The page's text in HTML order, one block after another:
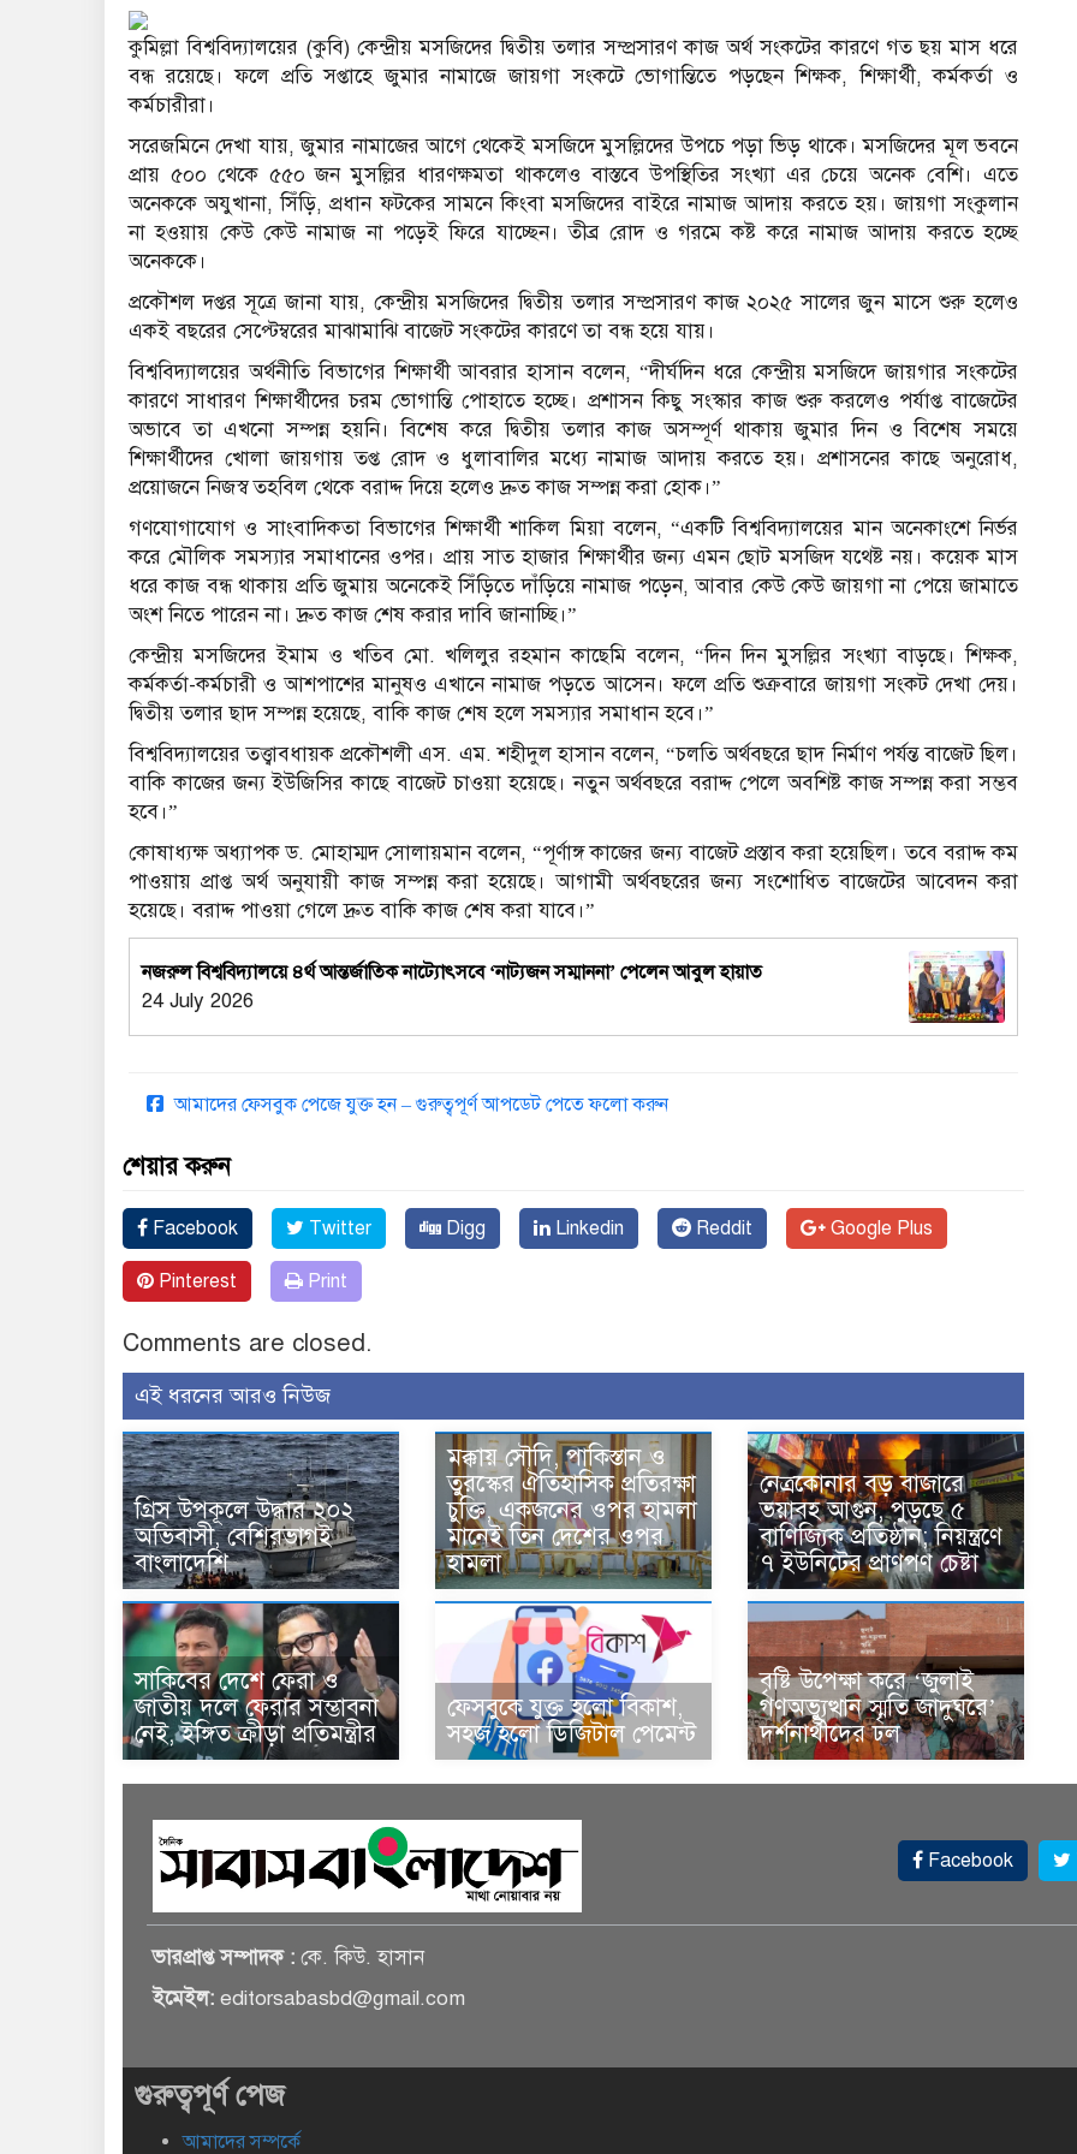
কুমিল্লা বিশ্ববিদ্যালয়ের (কুবি) কেন্দ্রীয় মসজিদের দ্বিতীয় তলার সম্প্রসারণ কাজ অর্থ সংকটের কারণে গত ছয় মাস ধরে
বন্ধ রয়েছে। ফলে প্রতি সপ্তাহে জুমার নামাজে জায়গা সংকটে ভোগান্তিতে পড়ছেন শিক্ষক, শিক্ষার্থী, কর্মকর্তা ও
কর্মচারীরা।
সরেজমিনে দেখা যায়, জুমার নামাজের আগে থেকেই মসজিদে মুসল্লিদের উপচে পড়া ভিড় থাকে। মসজিদের মূল ভবনে
প্রায় ৫০০ থেকে ৫৫০ জন মুসল্লির ধারণক্ষমতা থাকলেও বাস্তবে উপস্থিতির সংখ্যা এর চেয়ে অনেক বেশি। এতে
অনেককে অযুখানা, সিঁড়ি, প্রধান ফটকের সামনে কিংবা মসজিদের বাইরে নামাজ আদায় করতে হয়। জায়গা সংকুলান
না হওয়ায় কেউ কেউ নামাজ না পড়েই ফিরে যাচ্ছেন। তীব্র রোদ ও গরমে কষ্ট করে নামাজ আদায় করতে হচ্ছে
অনেককে।
প্রকৌশল দপ্তর সূত্রে জানা যায়, কেন্দ্রীয় মসজিদের দ্বিতীয় তলার সম্প্রসারণ কাজ ২০২৫ সালের জুন মাসে শুরু হলেও
একই বছরের সেপ্টেম্বরের মাঝামাঝি বাজেট সংকটের কারণে তা বন্ধ হয়ে যায়।
বিশ্ববিদ্যালয়ের অর্থনীতি বিভাগের শিক্ষার্থী আবরার হাসান বলেন, “দীর্ঘদিন ধরে কেন্দ্রীয় মসজিদে জায়গার সংকটের
কারণে সাধারণ শিক্ষার্থীদের চরম ভোগান্তি পোহাতে হচ্ছে। প্রশাসন কিছু সংস্কার কাজ শুরু করলেও পর্যাপ্ত বাজেটের
অভাবে তা এখনো সম্পন্ন হয়নি। বিশেষ করে দ্বিতীয় তলার কাজ অসম্পূর্ণ থাকায় জুমার দিন ও বিশেষ সময়ে
শিক্ষার্থীদের খোলা জায়গায় তপ্ত রোদ ও ধুলাবালির মধ্যে নামাজ আদায় করতে হয়। প্রশাসনের কাছে অনুরোধ,
প্রয়োজনে নিজস্ব তহবিল থেকে বরাদ্দ দিয়ে হলেও দ্রুত কাজ সম্পন্ন করা হোক।”
গণযোগাযোগ ও সাংবাদিকতা বিভাগের শিক্ষার্থী শাকিল মিয়া বলেন, “একটি বিশ্ববিদ্যালয়ের মান অনেকাংশে নির্ভর
করে মৌলিক সমস্যার সমাধানের ওপর। প্রায় সাত হাজার শিক্ষার্থীর জন্য এমন ছোট মসজিদ যথেষ্ট নয়। কয়েক মাস
ধরে কাজ বন্ধ থাকায় প্রতি জুমায় অনেকেই সিঁড়িতে দাঁড়িয়ে নামাজ পড়েন, আবার কেউ কেউ জায়গা না পেয়ে জামাতে
অংশ নিতে পারেন না। দ্রুত কাজ শেষ করার দাবি জানাচ্ছি।”
কেন্দ্রীয় মসজিদের ইমাম ও খতিব মো. খলিলুর রহমান কাছেমি বলেন, “দিন দিন মুসল্লির সংখ্যা বাড়ছে। শিক্ষক,
কর্মকর্তা-কর্মচারী ও আশপাশের মানুষও এখানে নামাজ পড়তে আসেন। ফলে প্রতি শুক্রবারে জায়গা সংকট দেখা দেয়।
দ্বিতীয় তলার ছাদ সম্পন্ন হয়েছে, বাকি কাজ শেষ হলে সমস্যার সমাধান হবে।”
বিশ্ববিদ্যালয়ের তত্ত্বাবধায়ক প্রকৌশলী এস. এম. শহীদুল হাসান বলেন, “চলতি অর্থবছরে ছাদ নির্মাণ পর্যন্ত বাজেট ছিল।
বাকি কাজের জন্য ইউজিসির কাছে বাজেট চাওয়া হয়েছে। নতুন অর্থবছরে বরাদ্দ পেলে অবশিষ্ট কাজ সম্পন্ন করা সম্ভব
হবে।”
কোষাধ্যক্ষ অধ্যাপক ড. মোহাম্মদ সোলায়মান বলেন, “পূর্ণাঙ্গ কাজের জন্য বাজেট প্রস্তাব করা হয়েছিল। তবে বরাদ্দ কম
পাওয়ায় প্রাপ্ত অর্থ অনুযায়ী কাজ সম্পন্ন করা হয়েছে। আগামী অর্থবছরের জন্য সংশোধিত বাজেটের আবেদন করা
হয়েছে। বরাদ্দ পাওয়া গেলে দ্রুত বাকি কাজ শেষ করা যাবে।”
নজরুল বিশ্ববিদ্যালয়ে ৪র্থ আন্তর্জাতিক নাট্যোৎসবে ‘নাট্যজন সম্মাননা’ পেলেন আবুল হায়াত
24 July 2026
আমাদের ফেসবুক পেজে যুক্ত হন – গুরুত্বপূর্ণ আপডেট পেতে ফলো করুন
শেয়ার করুন
Facebook Twitter Digg Linkedin Reddit Google Plus
Pinterest Print
Comments are closed.
এই ধরনের আরও নিউজ
গ্রিস উপকূলে উদ্ধার ২০২
অভিবাসী, বেশিরভাগই
বাংলাদেশি
মক্কায় সৌদি, পাকিস্তান ও
তুরস্কের ঐতিহাসিক প্রতিরক্ষা
চুক্তি, একজনের ওপর হামলা
মানেই তিন দেশের ওপর
হামলা
নেত্রকোনার বড় বাজারে
ভয়াবহ আগুন, পুড়ছে ৫
বাণিজ্যিক প্রতিষ্ঠান; নিয়ন্ত্রণে
৭ ইউনিটের প্রাণপণ চেষ্টা
সাকিবের দেশে ফেরা ও
জাতীয় দলে ফেরার সম্ভাবনা
নেই, ইঙ্গিত ক্রীড়া প্রতিমন্ত্রীর
ফেসবুকে যুক্ত হলো বিকাশ,
সহজ হলো ডিজিটাল পেমেন্ট
বৃষ্টি উপেক্ষা করে ‘জুলাই
গণঅভ্যুত্থান স্মৃতি জাদুঘরে’
দর্শনার্থীদের ঢল
Facebook
ভারপ্রাপ্ত সম্পাদক : কে. কিউ. হাসান
ইমেইল: editorsabasbd@gmail.com
গুরুত্বপূর্ণ পেজ
আমাদের সম্পর্কে